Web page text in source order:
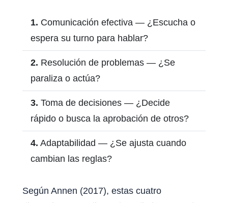
1. Comunicación efectiva — ¿Escucha o
espera su turno para hablar?
2. Resolución de problemas — ¿Se
paraliza o actúa?
3. Toma de decisiones — ¿Decide
rápido o busca la aprobación de otros?
4. Adaptabilidad — ¿Se ajusta cuando
cambian las reglas?
Según Annen (2017), estas cuatro